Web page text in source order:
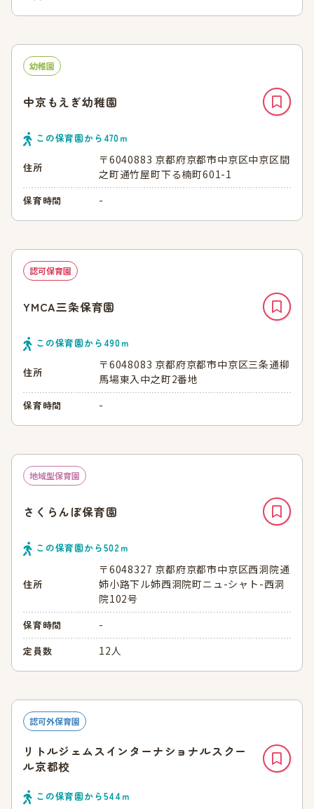
幼稚園
中京もえぎ幼稚園
この保育園から 470ｍ
住所
〒6040883 京都府京都市中京区中京区間
之町通竹屋町下る楠町601-1
保育時間 -
認可保育園
YMCA三条保育園
この保育園から 490ｍ
住所
〒6048083 京都府京都市中京区三条通柳
馬場東入中之町2番地
保育時間 -
地域型保育園
さくらんぼ保育園
この保育園から502ｍ
住所
〒6048327 京都府京都市中京区西洞院通
姉小路下ル姉西洞院町ニュ-シャト-西洞
院102号
保育時間 -
定員数 12人
認可外保育園
リトルジェムスインターナショナルスクー
ル京都校
この保育園から544 ｍ